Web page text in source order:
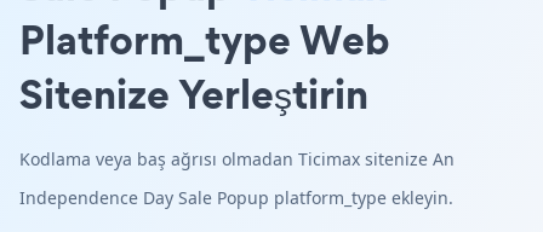
Platform_type Web
Sitenize Yerleştirin
Kodlama veya baş ağrısı olmadan Ticimax sitenize An
Independence Day Sale Popup platform_type ekleyin.